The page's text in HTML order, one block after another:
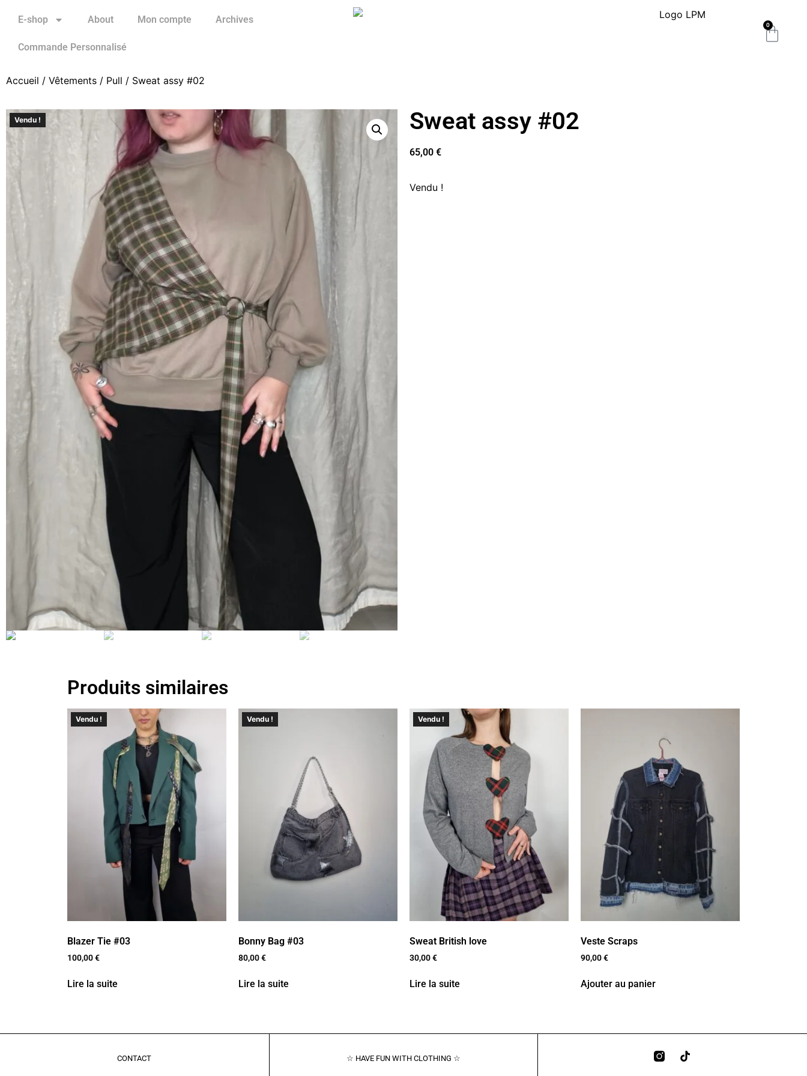
E-shop About Mon compte Archives
Commande Personnalisé
0
Accueil / Vêtements / Pull / Sweat assy #02
Vendu ! Sweat assy #02
65,00 €
Vendu !
Produits similaires
Vendu !
Blazer Tie #03
100,00€
Lire la suite
Vendu !
Bonny Bag #03
80,00€
Lire la suite
Vendu !
Sweat British love
30,00€
Lire la suite
Veste Scraps
90,00€
Ajouter au panier
CONTACT ☆ HAVE FUN WITH CLOTHING ☆